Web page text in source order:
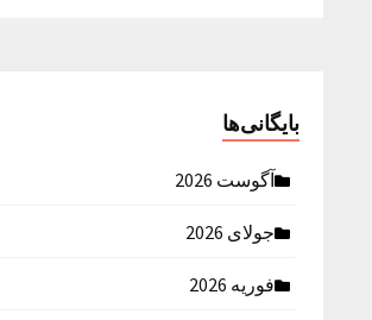
بایگانی‌ها
آگوست 2026
جولای 2026
فوریه 2026